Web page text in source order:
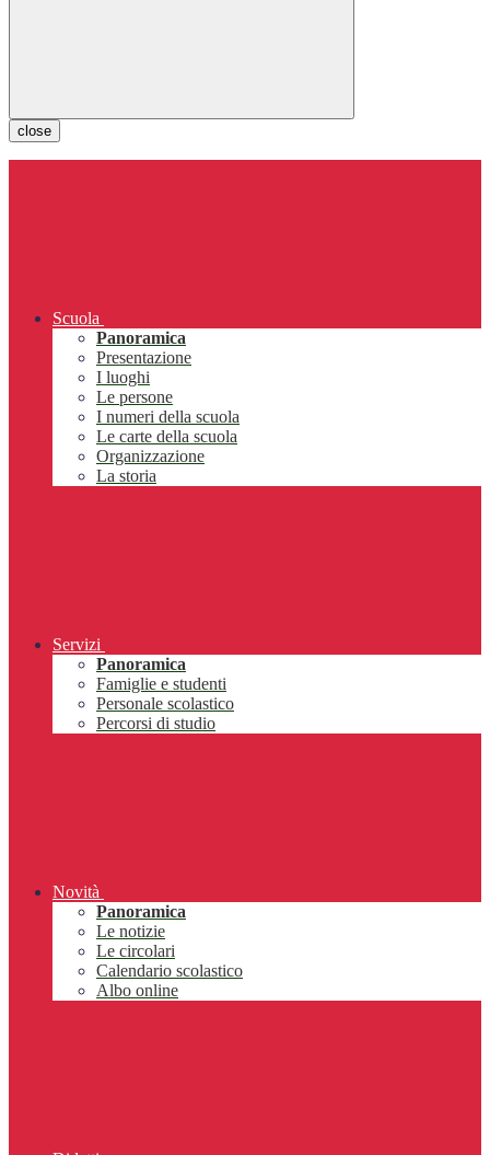
close
Scuola
Panoramica
Presentazione
I luoghi
Le persone
I numeri della scuola
Le carte della scuola
Organizzazione
La storia
Servizi
Panoramica
Famiglie e studenti
Personale scolastico
Percorsi di studio
Novità
Panoramica
Le notizie
Le circolari
Calendario scolastico
Albo online